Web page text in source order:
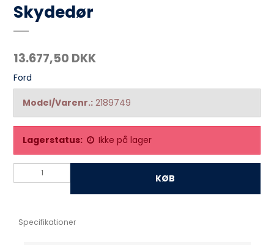
Skydedør
13.677,50 DKK
Ford
Model/Varenr.: 2189749
Lagerstatus: Ikke på lager
KØB
Specifikationer